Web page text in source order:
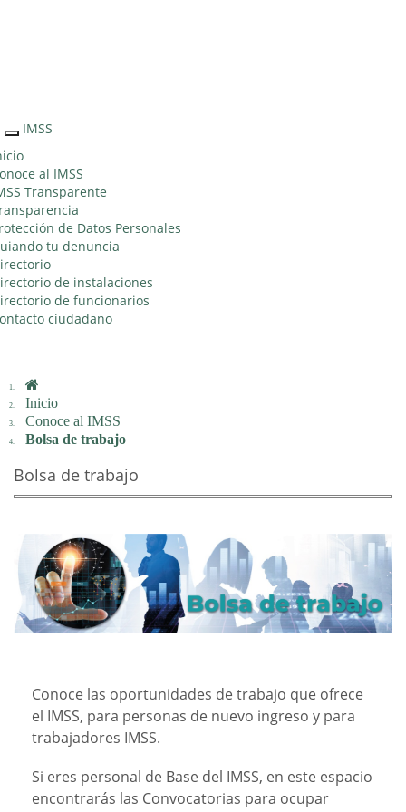
Interruptor
de
Navegación
IMSS
al IMSS
Transparente
de Datos Personales
tu denuncia
de instalaciones
de funcionarios
ciudadano
Inicio
Conoce al IMSS
Bolsa de trabajo
Bolsa de trabajo
Conoce las oportunidades de trabajo que ofrece
el IMSS, para personas de nuevo ingreso y para
trabajadores IMSS.
Si eres personal de Base del IMSS, en este espacio
encontrarás las Convocatorias para ocupar